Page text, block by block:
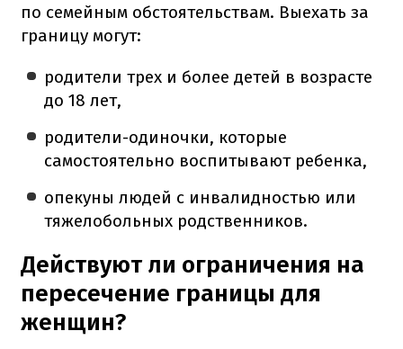
по семейным обстоятельствам. Выехать за
границу могут:
родители трех и более детей в возрасте
до 18 лет,
родители-одиночки, которые
самостоятельно воспитывают ребенка,
опекуны людей с инвалидностью или
тяжелобольных родственников.
Действуют ли ограничения на
пересечение границы для
женщин?